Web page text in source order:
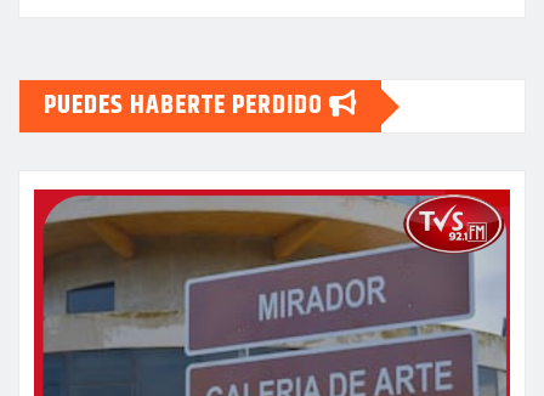
PUEDES HABERTE PERDIDO